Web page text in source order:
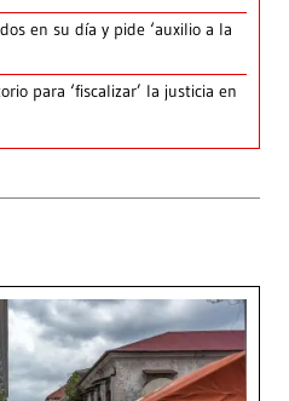
en su día y pide ‘auxilio a la
para ‘fiscalizar’ la justicia en